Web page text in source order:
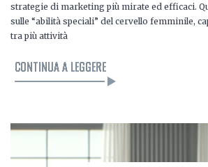
strategie di marketing più mirate ed efficaci.
sulle “abilità speciali” del cervello femminile,
tra più attività
CONTINUA A LEGGERE